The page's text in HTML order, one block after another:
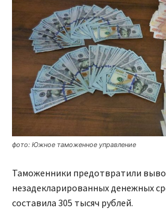
фото: Южное таможенное управление
Таможенники предотвратили
незадекларированных денежных
составила 305 тысяч рублей.